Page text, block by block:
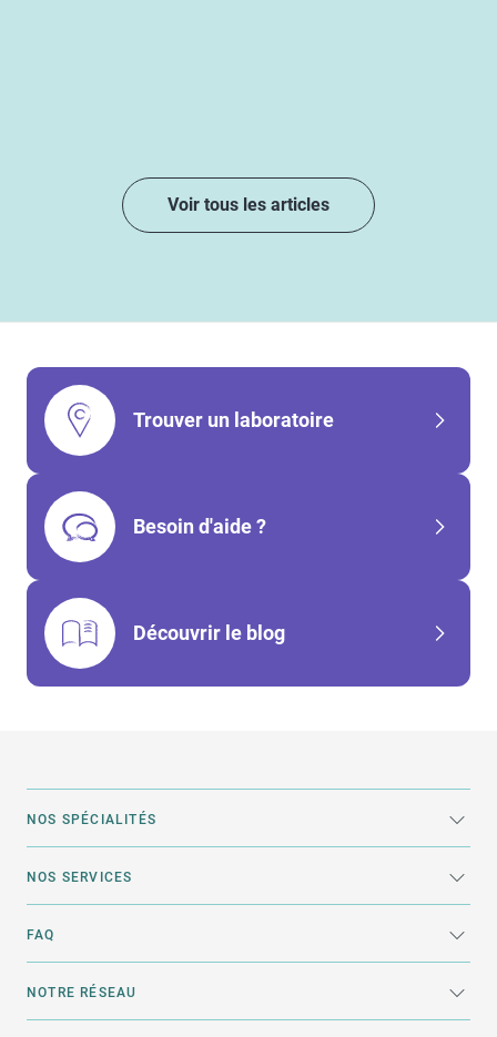
Voir tous les articles
Trouver un laboratoire
Besoin d'aide ?
Découvrir le blog
NOS SPÉCIALITÉS
NOS SERVICES
FAQ
NOTRE RÉSEAU